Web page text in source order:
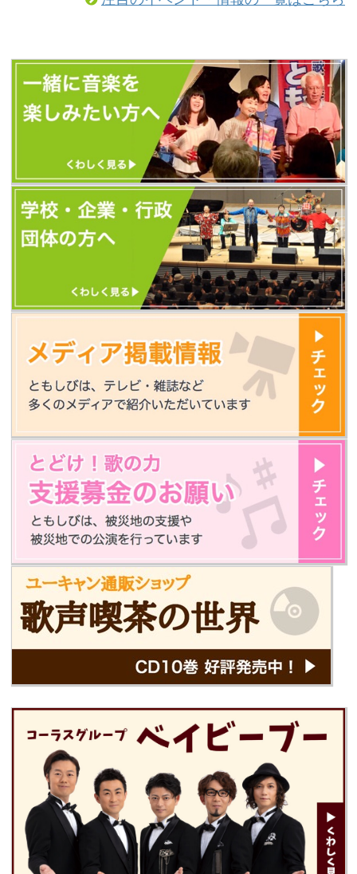
（以前とURLが変更になっています）
べて、歌声喫茶ともしびの新しいホー
ムページから発信します。 新しいホー
ムページに「更新お知らせメール」を
設置しました。 ...